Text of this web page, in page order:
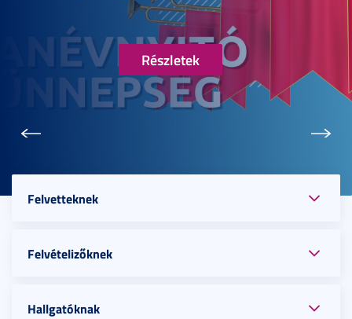
Részletek
Felvetteknek
Felvételizőknek
Hallgatóknak